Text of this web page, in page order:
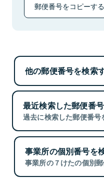
郵便番号をコピーする
他の郵便番号を検索
最近検索した郵便番号
過去に検索した郵便番号
事業所の個別番号を
事業所の７けたの個別